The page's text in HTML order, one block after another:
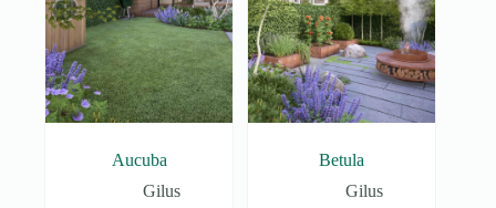
Aucuba
Gilus
Betula
Gilus